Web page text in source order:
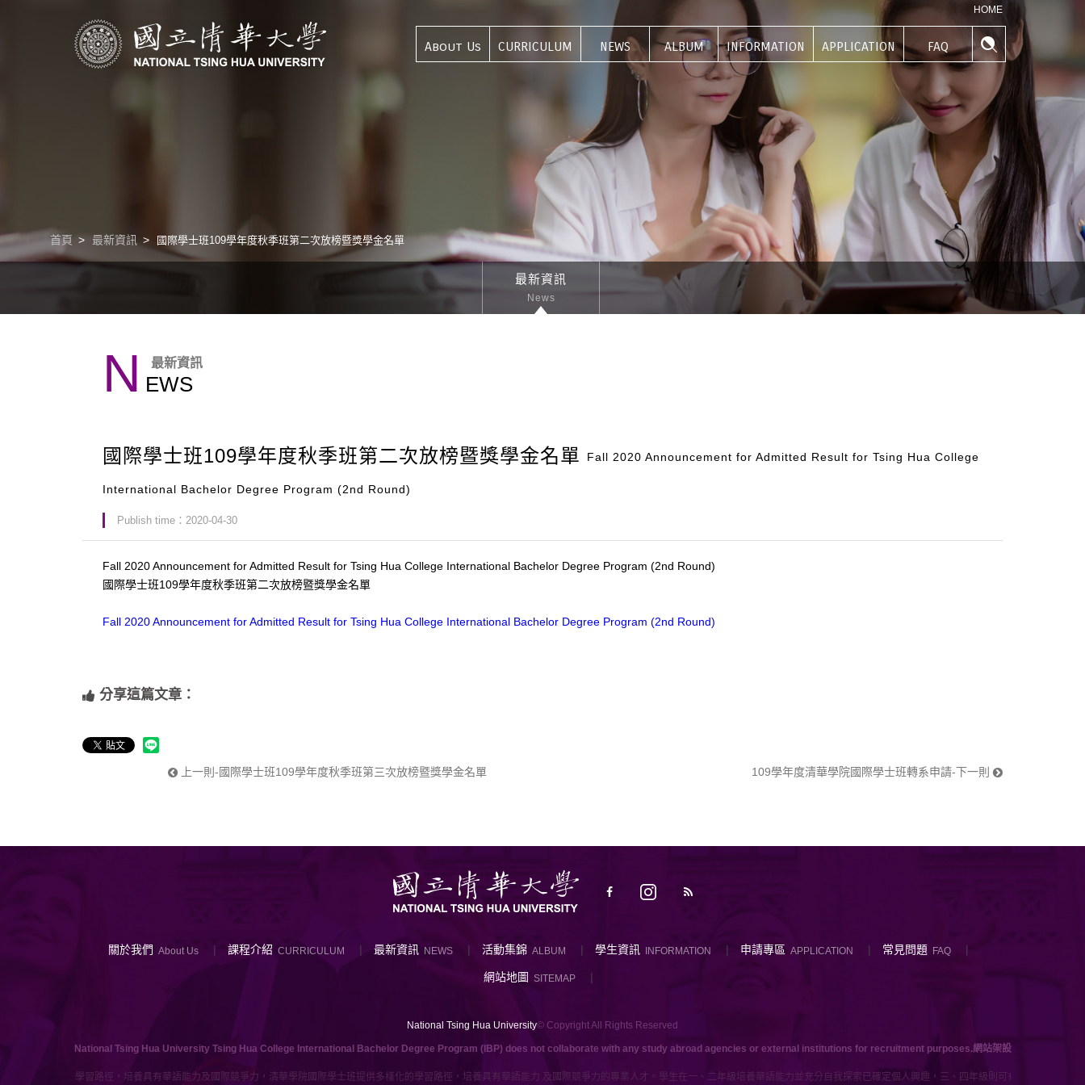
HOME
About Us CURRICULUM NEWS
最新資訊
ALBUM
活動集錦
INFORMATION
學生資訊
APPLICATION FAQ
常見問題
首頁 最新資訊 國際學士班109學年度秋季班第二次放榜暨獎學金名單
最新資訊
News
N EWS
最新資訊
國際學士班109學年度秋季班第二次放榜暨獎學金名單 Fall 2020 Announcement for Admitted Result for Tsing Hua College
International Bachelor Degree Program (2nd Round)
Publish time：2020-04-30
Fall 2020 Announcement for Admitted Result for Tsing Hua College International Bachelor Degree Program (2nd Round)
國際學士班109學年度秋季班第二次放榜暨獎學金名單
Fall 2020 Announcement for Admitted Result for Tsing Hua College International Bachelor Degree Program (2nd Round)
分享這篇文章：
上一則-國際學士班109學年度秋季班第三次放榜暨獎學金名單 109學年度清華學院國際學士班轉系申請-下一則
關於我們 About Us 課程介紹 CURRICULUM 最新資訊 NEWS 活動集錦 ALBUM 學生資訊 INFORMATION 申請專區 APPLICATION 常見問題 FAQ
網站地圖 SITEMAP
National Tsing Hua University© Copyright All Rights Reserved
National Tsing Hua University Tsing Hua College International Bachelor Degree Program (IBP) does not collaborate with any study abroad agencies or external institutions for recruitment purposes.網站架設
提供多樣化的學習路徑，培養具有華語能力及國際競爭力，清華學院國際學士班提供多樣化的學習路徑，培養具有華語能力 及國際競爭力的專業人才。學生在一、二年級培養華語能力並充分自我探索已確定個人興趣，三、四年級則可有三種學習途徑